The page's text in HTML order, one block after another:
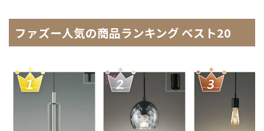
ファズー人気の商品ランキング ベスト20